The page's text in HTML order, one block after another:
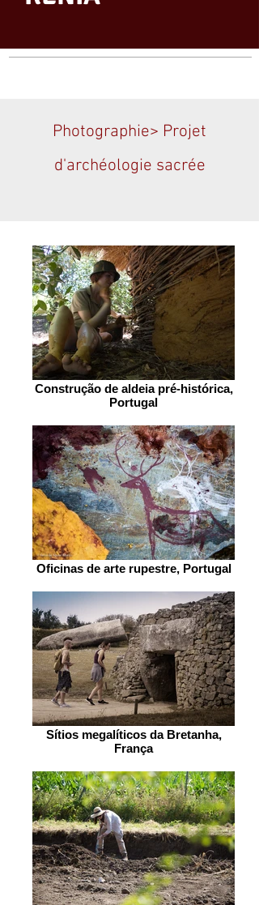
Photographie> Projet
d'archéologie sacrée
Construção de aldeia pré-histórica,
Portugal
Oficinas de arte rupestre, Portugal
Sítios megalíticos da Bretanha,
França